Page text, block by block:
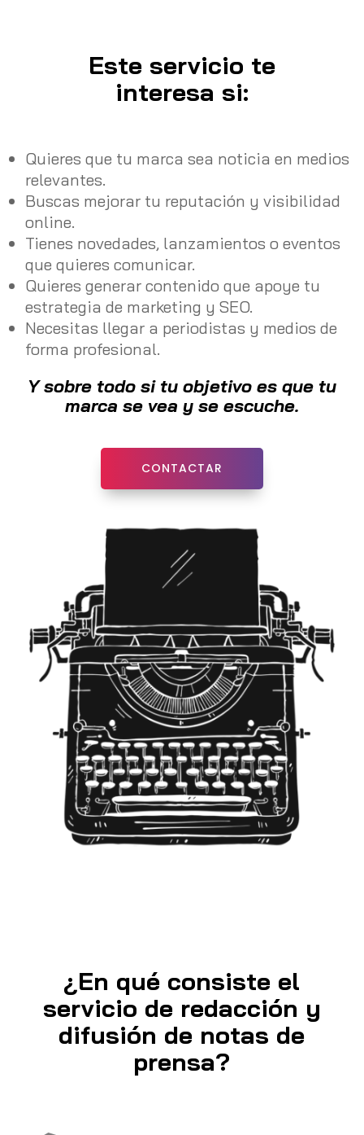
Este servicio te
interesa si:
Quieres que tu marca sea noticia en medios
relevantes.
Buscas mejorar tu reputación y visibilidad
online.
Tienes novedades, lanzamientos o eventos
que quieres comunicar.
Quieres generar contenido que apoye tu
estrategia de marketing y SEO.
Necesitas llegar a periodistas y medios de
forma profesional.
Y sobre todo si tu objetivo es que tu
marca se vea y se escuche.
CONTACTAR
¿En qué consiste el
servicio de redacción y
difusión de notas de
prensa?